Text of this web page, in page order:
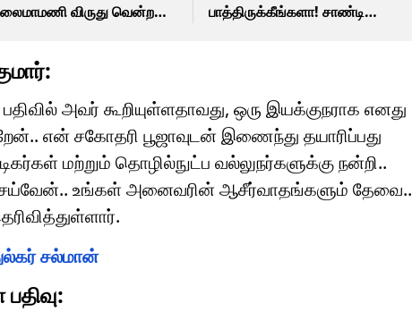
விருது வென்ற
பாத்திருக்கீங்களா! சாண்டி
அவர் கூறியுள்ளதாவது, ஒரு இயக்குநராக எனது
என் சகோதரி பூஜாவுடன் இணைந்து தயாரிப்பது
மற்றும் தொழில்நுட்ப வல்லுநர்களுக்கு நன்றி..
உங்கள் அனைவரின் ஆசீர்வாதங்களும் தேவை..
சல்மான்